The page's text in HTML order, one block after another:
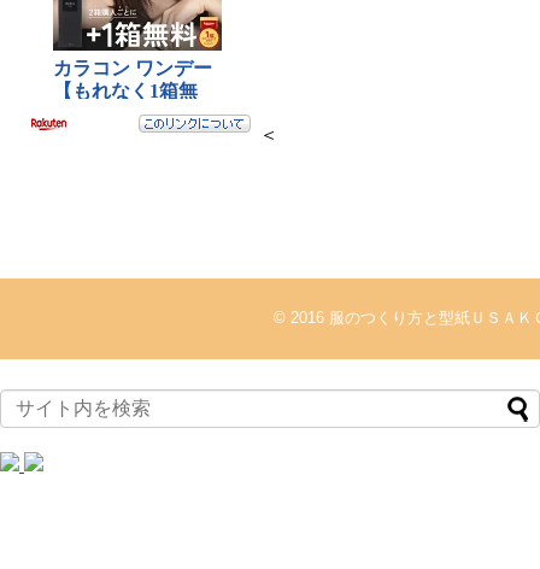
＜
© 2016 服のつくり方と型紙ＵＳＡＫ